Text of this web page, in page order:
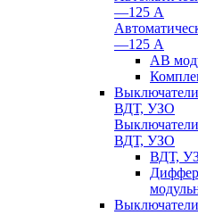
—125 А
—125 А
АВ
ВДТ, УЗО
ВДТ, УЗО
ВДТ,